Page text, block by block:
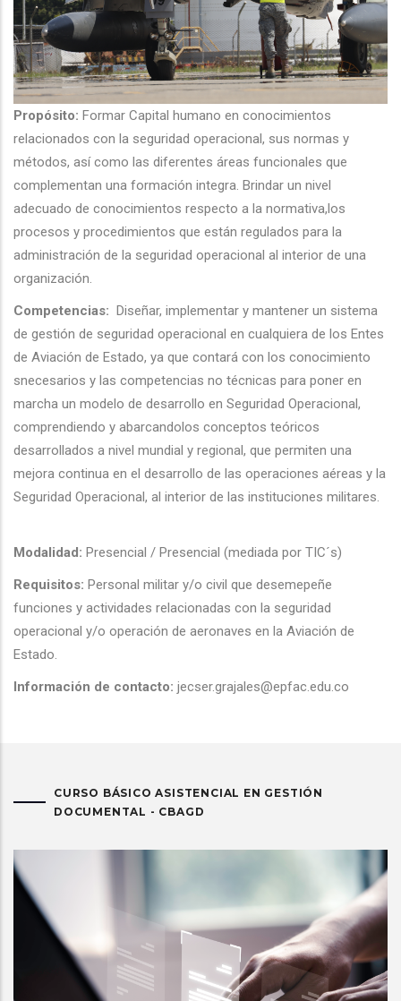
Propósito: Formar Capital humano en conocimientos
relacionados con la seguridad operacional, sus normas y
métodos, así como las diferentes áreas funcionales que
complementan una formación integra. Brindar un nivel
adecuado de conocimientos respecto a la normativa,los
procesos y procedimientos que están regulados para la
administración de la seguridad operacional al interior de una
organización.
Competencias:
Diseñar, implementar y mantener un sistema
de gestión de seguridad operacional en cualquiera de los Entes
de Aviación de Estado, ya que contará con los conocimiento
snecesarios y las competencias no técnicas para poner en
marcha un modelo de desarrollo en Seguridad Operacional,
comprendiendo y abarcandolos conceptos teóricos
desarrollados a nivel mundial y regional, que permiten una
mejora continua en el desarrollo de las operaciones aéreas y la
Seguridad Operacional, al interior de las instituciones militares.
Modalidad: Presencial / Presencial (mediada por TIC´s)
Requisitos: Personal militar y/o civil que desemepeñe
funciones y actividades relacionadas con la seguridad
operacional y/o operación de aeronaves en la Aviación de
Estado.
Información de contacto: jecser.grajales@epfac.edu.co
CURSO BÁSICO ASISTENCIAL EN GESTIÓN
DOCUMENTAL - CBAGD